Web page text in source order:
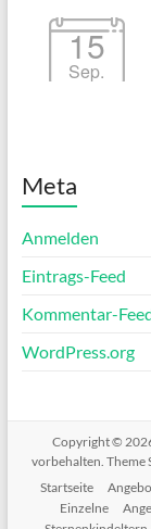
15
Sep.
Meta
Anmelden
Eintrags-Feed
Kommentar-
WordPress.org
Copyright ©
vorbehalten. Theme
Startseite
Einzelne